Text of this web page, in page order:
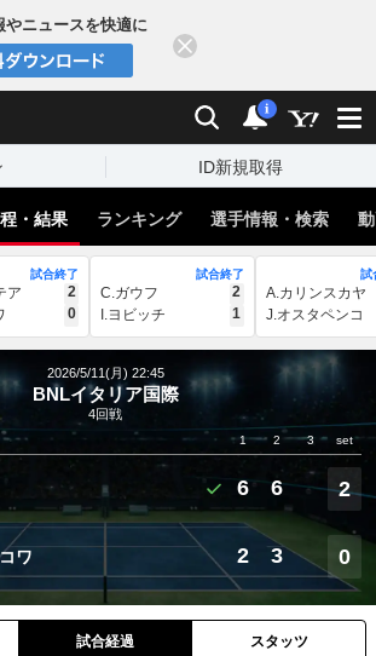
やニュースを快適に
検索 通知
i
ID新規取得
・結果 ランキング 選手情報・検索
試合終了
ア
2
0
試合終了
C.ガウフ
2
I.ヨビッチ
1
試
A.カリンスカヤ
J.オスタペンコ
2026/5/11(月) 22:45
BNLイタリア国際
4回戦
1 2 3 set
6 6 2
ワ 2 3 0
試合経過 スタッツ